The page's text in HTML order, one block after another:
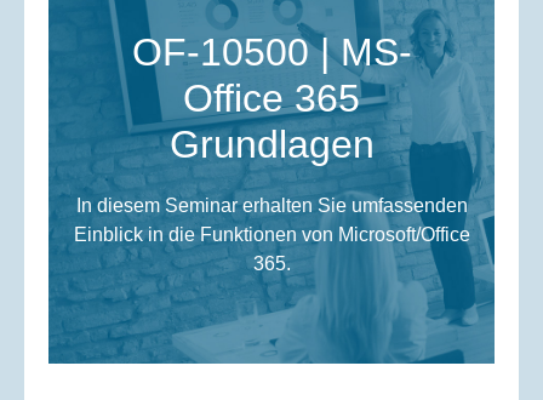
OF-10500 | MS-
Office 365
Grundlagen
In diesem Seminar erhalten Sie umfassenden
Einblick in die Funktionen von Microsoft/Office
365.